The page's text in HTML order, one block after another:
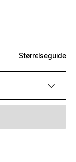
Størrelseguide